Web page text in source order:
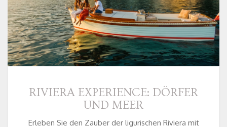
RIVIERA EXPERIENCE: DÖRFER
UND MEER
Erleben Sie den Zauber der ligurischen Riviera mit